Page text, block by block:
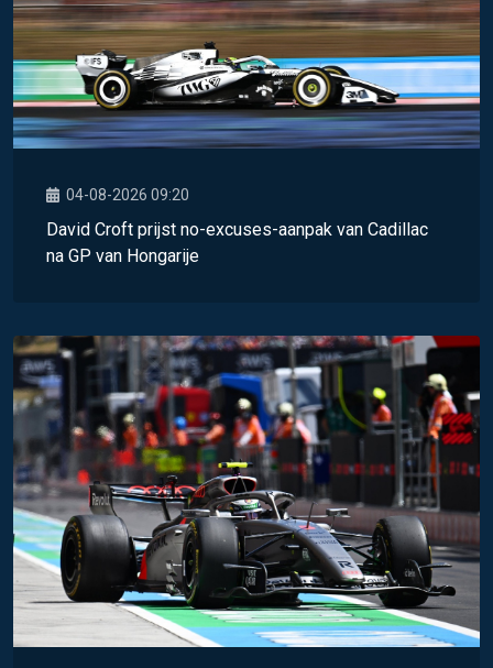
04-08-2026 09:20
David Croft prijst no-excuses-aanpak van Cadillac
na GP van Hongarije